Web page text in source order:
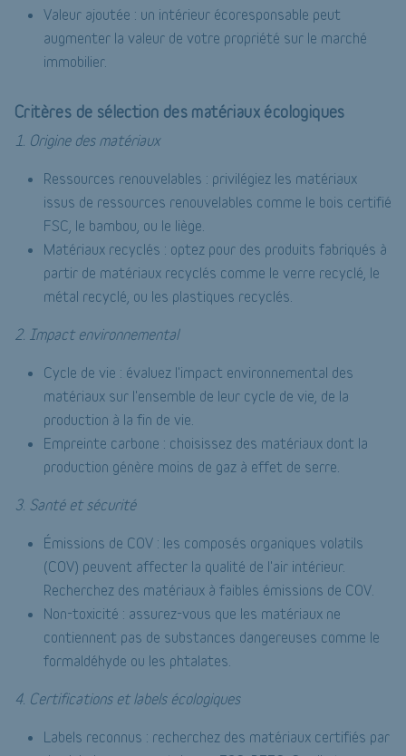
Valeur ajoutée : un intérieur écoresponsable peut
augmenter la valeur de votre propriété sur le marché
immobilier.
Critères de sélection des matériaux écologiques
1. Origine des matériaux
Ressources renouvelables : privilégiez les matériaux
issus de ressources renouvelables comme le bois certifié
FSC, le bambou, ou le liège.
Matériaux recyclés : optez pour des produits fabriqués à
partir de matériaux recyclés comme le verre recyclé, le
métal recyclé, ou les plastiques recyclés.
2. Impact environnemental
Cycle de vie : évaluez l'impact environnemental des
matériaux sur l'ensemble de leur cycle de vie, de la
production à la fin de vie.
Empreinte carbone : choisissez des matériaux dont la
production génère moins de gaz à effet de serre.
3. Santé et sécurité
Émissions de COV : les composés organiques volatils
(COV) peuvent affecter la qualité de l'air intérieur.
Recherchez des matériaux à faibles émissions de COV.
Non-toxicité : assurez-vous que les matériaux ne
contiennent pas de substances dangereuses comme le
formaldéhyde ou les phtalates.
4. Certifications et labels écologiques
Labels reconnus : recherchez des matériaux certifiés par